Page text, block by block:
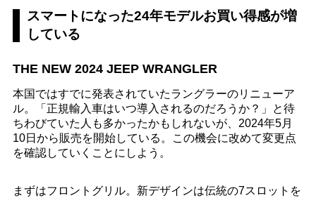
スマートになった24年モデルお買い得感が増
している
THE NEW 2024 JEEP WRANGLER
本国ではすでに発表されていたラングラーのリニューア
ル。「正規輸入車はいつ導入されるのだろうか？」と待
ちわびていた人も多かったかもしれないが、2024年5月
10日から販売を開始している。この機会に改めて変更点
を確認していくことにしよう。
まずはフロントグリル。新デザインは伝統の7スロットを